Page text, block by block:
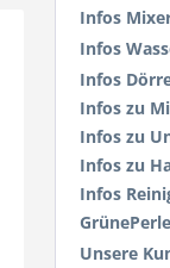
Infos
Infos
Infos
Infos zu
Infos zu
Infos zu
Infos
Unsere